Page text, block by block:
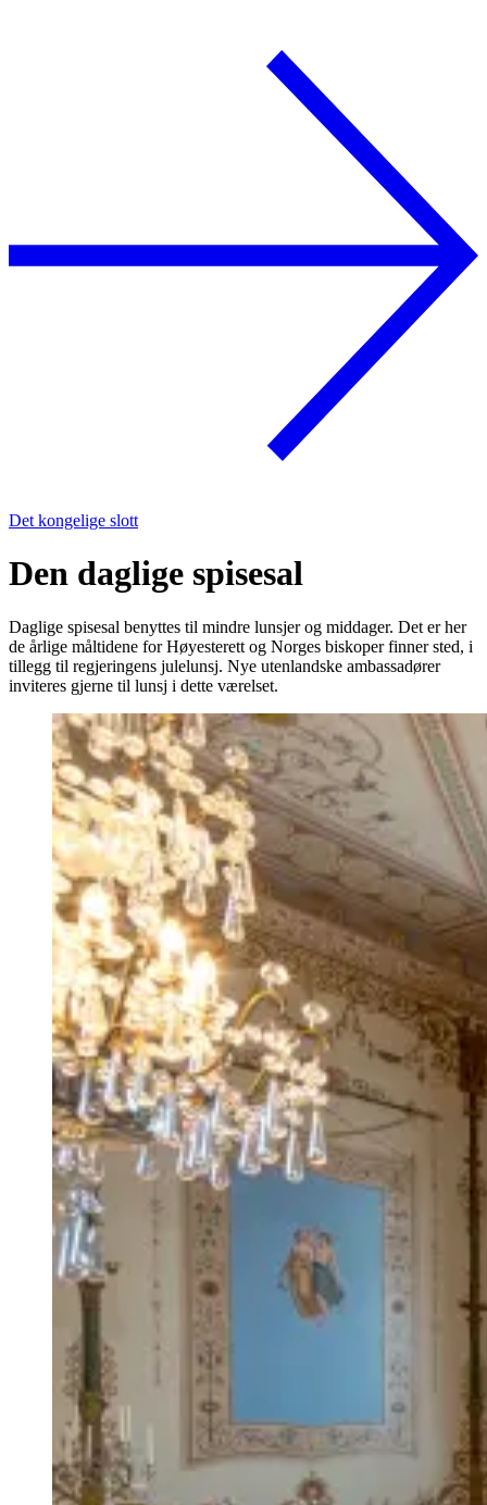
Det kongelige slott
Den daglige spisesal
Daglige spisesal benyttes til mindre lunsjer og middager. Det er her
de årlige måltidene for Høyesterett og Norges biskoper finner sted, i
tillegg til regjeringens julelunsj. Nye utenlandske ambassadører
inviteres gjerne til lunsj i dette værelset.